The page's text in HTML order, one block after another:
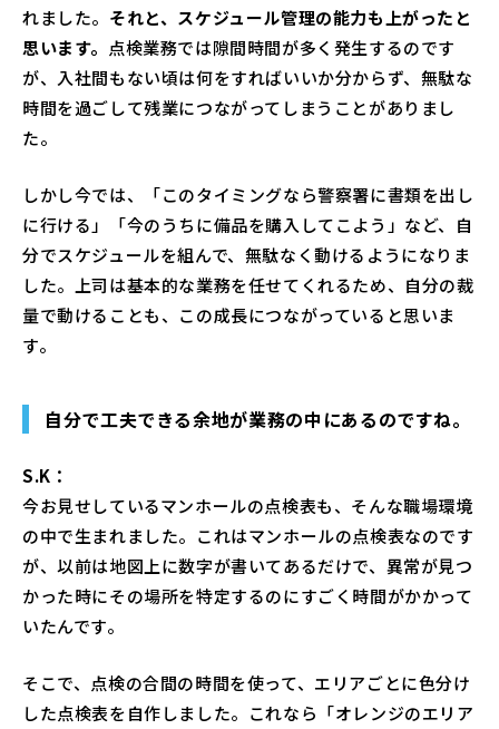
れました。 それと、スケジュール管理の能力も上がったと
思います。 点検業務では隙間時間が多く発生するのです
が、入社間もない頃は何をすればいいか分からず、無駄な
時間を過ごして残業につながってしまうことがありまし
た。
しかし今では、「このタイミングなら警察署に書類を出し
に行ける」「今のうちに備品を購入してこよう」など、自
分でスケジュールを組んで、無駄なく動けるようになりま
した。上司は基本的な業務を任せてくれるため、自分の裁
量で動けることも、この成長につながっていると思いま
す。
自分で工夫できる余地が業務の中にあるのですね。
S.K：
今お見せしているマンホールの点検表も、そんな職場環境
の中で生まれました。これはマンホールの点検表なのです
が、以前は地図上に数字が書いてあるだけで、異常が見つ
かった時にその場所を特定するのにすごく時間がかかって
いたんです。
そこで、点検の合間の時間を使って、エリアごとに色分け
した点検表を自作しました。これなら「オレンジのエリア